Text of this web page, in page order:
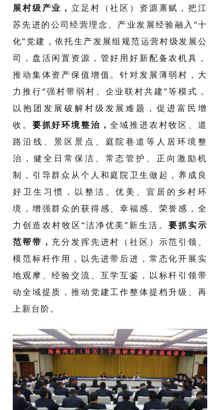
展村级产业， 立足村（社区）资源禀赋，把江
苏先进的公司经营理念、产业发展经验融入“十
化”党建，依托生产发展组规范运营村级发展公
司，盘活闲置资源，管好用好新配备农机具，
推动集体资产保值增值。针对发展薄弱村，大
力推行“强村带弱村、企业联村共建”等模式，
以抱团发展破解村级发展难题，促进富民增
收。 要抓好环境整治，全域推进农村牧区、道
路沿线、景区景点、庭院巷道等人居环境整
治，健全日常保洁、常态管护、正向激励机
制，引导群众从个人和庭院卫生做起，养成良
好卫生习惯，以整洁、优美、宜居的乡村环
境，增强群众的获得感、幸福感、荣誉感，全
力创造农村牧区“洁净优美”新生活。要抓实示
范帮带， 充分发挥先进村（社区）示范引领、
模范标杆作用，以先进带后进，常态化开展实
地观摩、经验交流、互学互鉴，以标杆引领带
动全域提质，推动党建工作整体提档升级、再
上新台阶。